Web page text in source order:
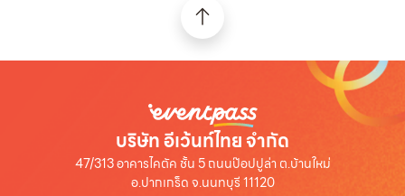
บริษัท อีเว้นท์ไทย จำกัด
47/313 อาคารไคตัค ชั้น 5 ถนนป๊อปปูล่า ต.บ้านใหม่
อ.ปากเกร็ด จ.นนทบุรี 11120